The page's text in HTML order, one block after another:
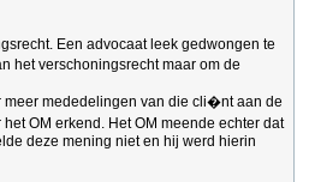
Een advocaat leek gedwongen te
het verschoningsrecht maar om de
meer mededelingen van die cli�nt aan de
OM erkend. Het OM meende echter dat
deze mening niet en hij werd hierin